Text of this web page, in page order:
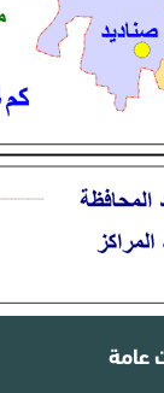
عامة